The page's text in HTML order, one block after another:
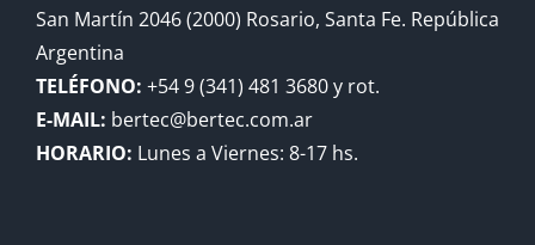
San Martín 2046 (2000) Rosario, Santa Fe. República
Argentina
TELÉFONO: +54 9 (341) 481 3680 y rot.
E-MAIL: bertec@bertec.com.ar
HORARIO: Lunes a Viernes: 8-17 hs.